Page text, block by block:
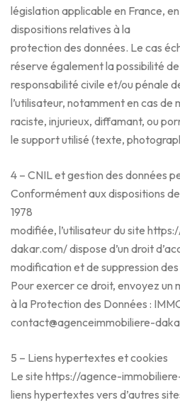
législation applicable en France,
dispositions relatives à la
protection des données. Le cas
réserve également la possibilité
responsabilité civile et/ou pénale
l’utilisateur, notamment en cas de
raciste, injurieux, diffamant, ou
le support utilisé (texte,
4 – CNIL et gestion des données
Conformément aux dispositions
1978
modifiée, l’utilisateur du site
dakar.com/ dispose d’un droit
modification et de suppression
Pour exercer ce droit, envoyez un
à la Protection des Données :
contact@agenceimmobiliere-
5 – Liens hypertextes et cookies
Le site https://agence-
liens hypertextes vers d’autres